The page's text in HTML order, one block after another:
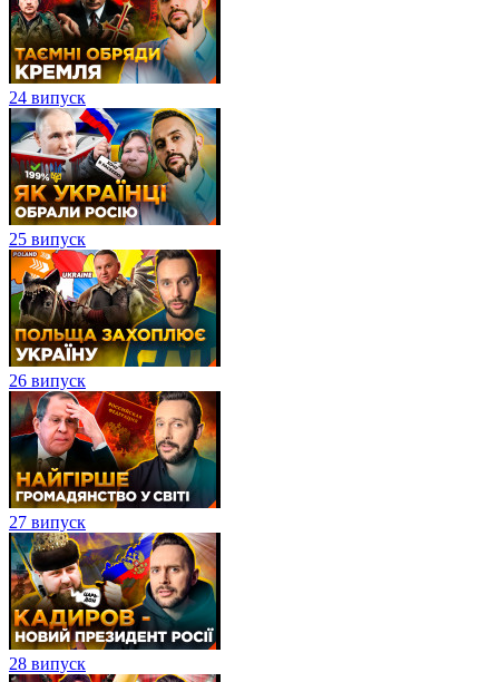
24 випуск
25 випуск
26 випуск
27 випуск
28 випуск